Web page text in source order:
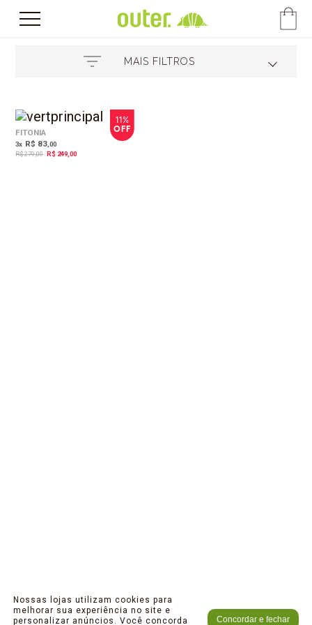
MAIS FILTROS
11%
OFF
FITONIA
3x R$ 83 ,00
R$ 279,00 R$ 249,00
Nossas lojas utilizam cookies para
melhorar sua experiência no site e
personalizar anúncios. Você concorda
Concordar e fechar